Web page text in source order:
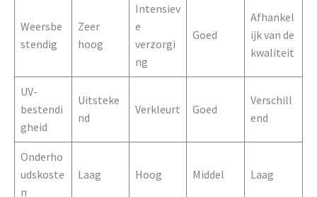
Weersbe
stendig
Zeer
hoog
Intensiev
e
verzorgi
ng
Goed
Afhankel
ijk van de
kwaliteit
UV-
bestendi
gheid
Uitsteke
nd
Verkleurt Goed
Verschill
end
Onderho
udskoste
n
Laag Hoog Middel Laag